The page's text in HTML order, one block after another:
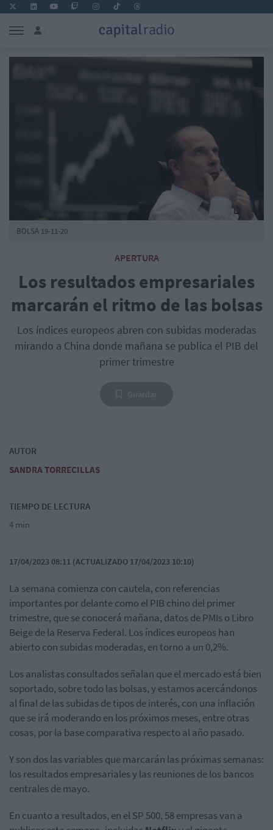
APERTURA
Los resultados empresariales
marcarán el ritmo de las bolsas
Los índices europeos abren con subidas moderadas
mirando a China donde mañana se publica el PIB del
primer trimestre
BOLSA 19-11-20
AUTOR
SANDRA TORRECILLAS
TIEMPO DE LECTURA
4 min
17/04/2023 08:11 (ACTUALIZADO 17/04/2023 10:10)
La semana comienza con cautela, con referencias
importantes por delante como el PIB chino del primer
trimestre, que se conocerá mañana, datos de PMIs o Libro
Beige de la Reserva Federal. Los índices europeos han
abierto con subidas moderadas, en torno a un 0,2%.
Los analistas consultados señalan que el mercado está bien
soportado, sobre todo las bolsas, y estamos acercándonos
al final de las subidas de tipos de interés, con una inflación
que se irá moderando en los próximos meses, entre otras
cosas, por la base comparativa respecto al año pasado.
Y son dos las variables que marcarán las próximas semanas:
los resultados empresariales y las reuniones de los bancos
centrales de mayo.
En cuanto a resultados, en el SP 500, 58 empresas van a